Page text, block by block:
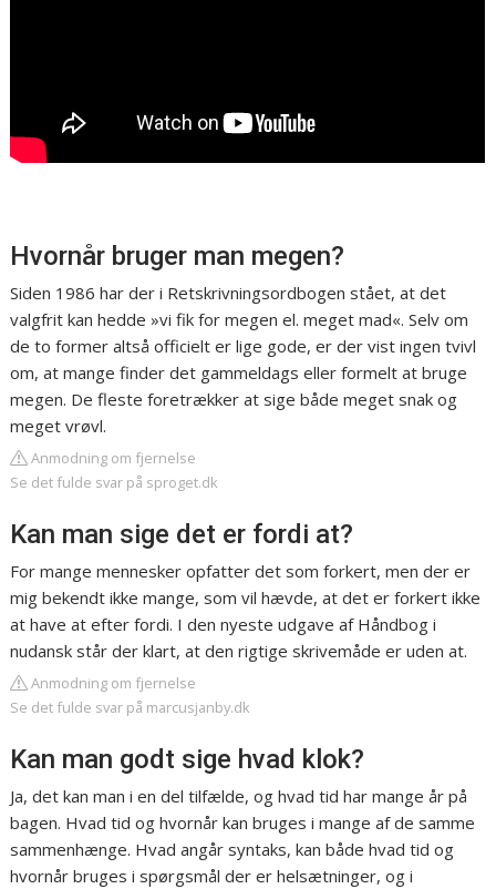
Hvornår bruger man megen?
Siden 1986 har der i Retskrivningsordbogen stået, at det
valgfrit kan hedde »vi fik for megen el. meget mad«. Selv om
de to former altså officielt er lige gode, er der vist ingen tvivl
om, at mange finder det gammeldags eller formelt at bruge
megen. De fleste foretrækker at sige både meget snak og
meget vrøvl.
Anmodning om fjernelse
Se det fulde svar på sproget.dk
Kan man sige det er fordi at?
For mange mennesker opfatter det som forkert, men der er
mig bekendt ikke mange, som vil hævde, at det er forkert ikke
at have at efter fordi. I den nyeste udgave af Håndbog i
nudansk står der klart, at den rigtige skrivemåde er uden at.
Anmodning om fjernelse
Se det fulde svar på marcusjanby.dk
Kan man godt sige hvad klok?
Ja, det kan man i en del tilfælde, og hvad tid har mange år på
bagen. Hvad tid og hvornår kan bruges i mange af de samme
sammenhænge. Hvad angår syntaks, kan både hvad tid og
hvornår bruges i spørgsmål der er helsætninger, og i